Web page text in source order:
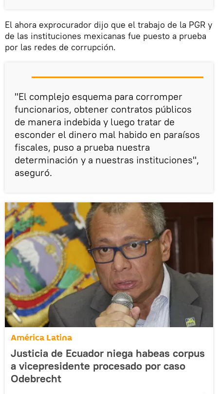
El ahora exprocurador dijo que el trabajo de la PGR y
de las instituciones mexicanas fue puesto a prueba
por las redes de corrupción.
"El complejo esquema para corromper
funcionarios, obtener contratos públicos
de manera indebida y luego tratar de
esconder el dinero mal habido en paraísos
fiscales, puso a prueba nuestra
determinación y a nuestras instituciones",
aseguró.
América Latina
Justicia de Ecuador niega habeas corpus
a vicepresidente procesado por caso
Odebrecht